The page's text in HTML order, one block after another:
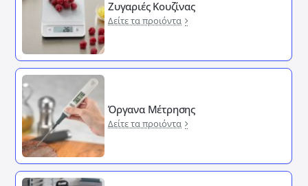
Ζυγαριές Κουζίνας
Δείτε τα προιόντα
Όργανα Μέτρησης
Δείτε τα προιόντα